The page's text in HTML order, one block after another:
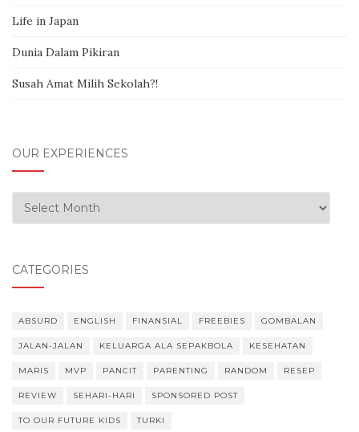
Life in Japan
Dunia Dalam Pikiran
Susah Amat Milih Sekolah?!
OUR EXPERIENCES
Our Experiences
CATEGORIES
ABSURD ENGLISH FINANSIAL FREEBIES GOMBALAN
JALAN-JALAN KELUARGA ALA SEPAKBOLA KESEHATAN
MARIS MVP PANCIT PARENTING RANDOM RESEP
REVIEW SEHARI-HARI SPONSORED POST
TO OUR FUTURE KIDS TURKI